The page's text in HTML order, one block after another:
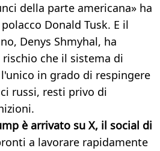
della parte americana» ha
Donald Tusk. E il
Denys Shmyhal, ha
rischio che il sistema di
in grado di respingere
russi, resti privo di
è arrivato su X, il social di
a lavorare rapidamente